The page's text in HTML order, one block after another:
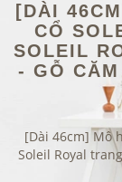
[DÀI
CỔ
SOLEIL
- GỖ
[Dài 46cm] Mô
Soleil Royal